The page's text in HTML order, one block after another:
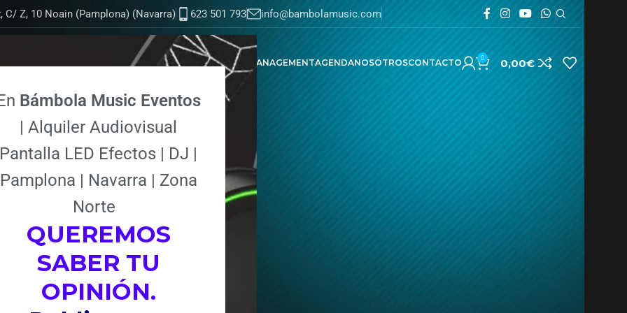
Bámbola Music Eventos
| Alquiler Audiovisual
Pantalla LED Efectos | DJ |
Pamplona | Navarra | Zona
Norte
QUEREMOS
SABER TU
OPINIÓN.
C/ Z, 10 Noain (Pamplona) (Navarra) 623 501 793 info@bambolamusic.com
DJ MANAGEMENTAGENDANOSOTROSCONTACTO 0 0,00€
tus eventos.